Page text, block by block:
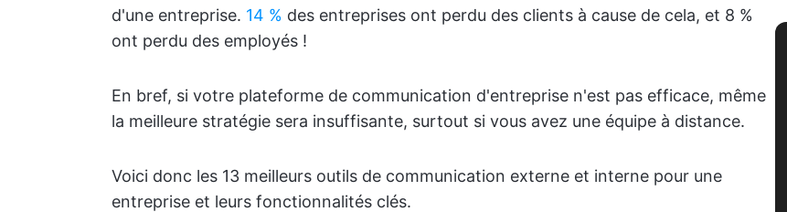
d'une entreprise. 14 % des entreprises ont perdu des clients à cause de cela, et 8 %
ont perdu des employés !
En bref, si votre plateforme de communication d'entreprise n'est pas efficace, même
la meilleure stratégie sera insuffisante, surtout si vous avez une équipe à distance.
Voici donc les 13 meilleurs outils de communication externe et interne pour une
entreprise et leurs fonctionnalités clés.